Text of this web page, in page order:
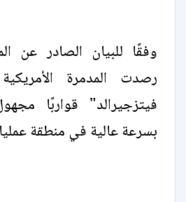
وفقًا للبيان الصادر عن
رصدت المدمرة
فيتزجيرالد" قواربًا
بسرعة عالية في منطقة